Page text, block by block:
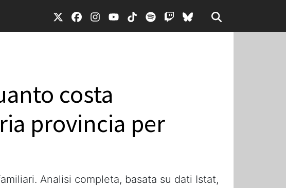
costa
provincia per
Analisi completa, basata su dati Istat,